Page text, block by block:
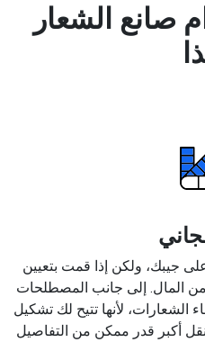
صانع الشعار
جيبك، ولكن إذا قمت بتعيين
من المال. إلى جانب المصطلحات
الشعارات، لأنها تتيح لك تشكيل
أكبر قدر ممكن من التفاصيل